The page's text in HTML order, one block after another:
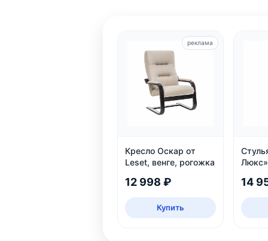
Кресло Оскар от
Leset, венге, рогожка
12 998 ₽
Купить
реклама
14